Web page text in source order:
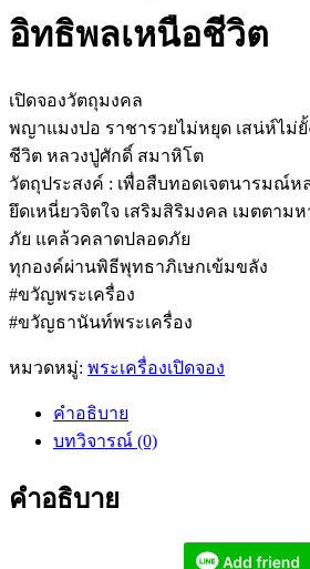
อิทธิพลเหนือชีวิต
เปิดจองวัตถุมงคล
พญาแมงปอ ราชารวยไม่หยุด เสน่ห์ไม่
ชีวิต หลวงปู่ศักดิ์ สมาหิโต
วัตถุประสงค์ : เพื่อสืบทอดเจตนารมณ์ห
ยึดเหนี่ยวจิตใจ เสริมสิริมงคล เมตตาม
ภัย แคล้วคลาดปลอดภัย
ทุกองค์ผ่านพิธีพุทธาภิเษกเข้มขลัง
#ขวัญพระเครื่อง
#ขวัญธานันท์พระเครื่อง
หมวดหมู่: พระเครื่องเปิดจอง
คำอธิบาย
บทวิจารณ์ (0)
คำอธิบาย